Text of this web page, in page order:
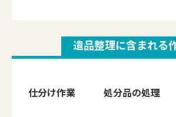
遺品整理に含まれる
仕分け作業 処分品の処理